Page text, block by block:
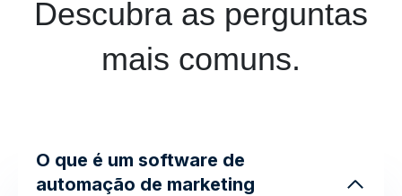
Descubra as perguntas
mais comuns.
O que é um software de
automação de marketing